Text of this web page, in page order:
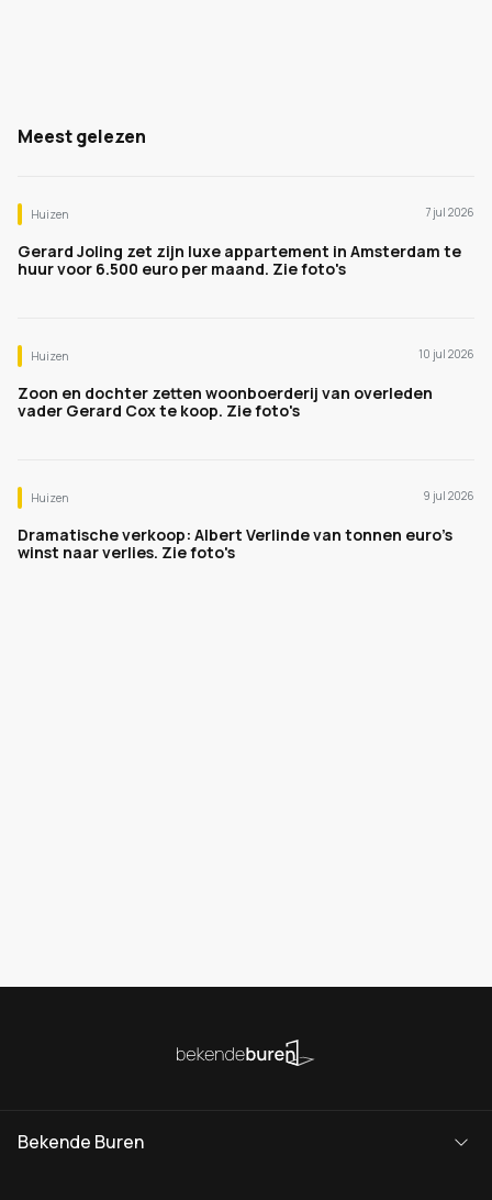
Meest gelezen
Huizen 7 jul 2026
Gerard Joling zet zijn luxe appartement in Amsterdam te
huur voor 6.500 euro per maand. Zie foto's
Huizen 10 jul 2026
Zoon en dochter zetten woonboerderij van overleden
vader Gerard Cox te koop. Zie foto's
Huizen 9 jul 2026
Dramatische verkoop: Albert Verlinde van tonnen euro's
winst naar verlies. Zie foto's
Bekende Buren